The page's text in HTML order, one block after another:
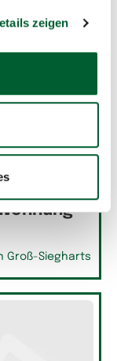
zeigen
Groß-Siegharts